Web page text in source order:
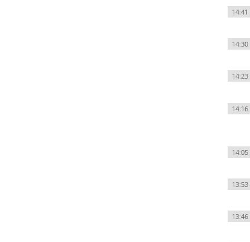
14:41
14:30
14:23
14:16
14:05
13:53
13:46